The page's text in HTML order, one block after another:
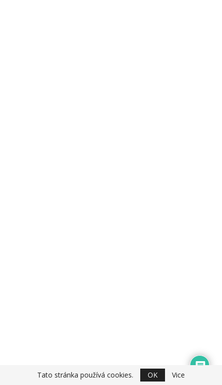
Tato stránka používá cookies. OK Vice